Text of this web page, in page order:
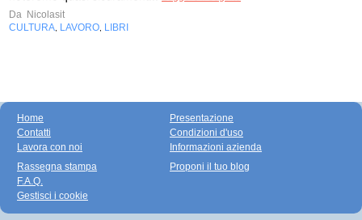
Da Nicolasit
CULTURA LAVORO LIBRI
Home
Contatti
Lavora con noi
Presentazione
Condizioni d'uso
Informazioni azienda
Rassegna stampa
F.A.Q.
Gestisci i cookie
Proponi il tuo blog